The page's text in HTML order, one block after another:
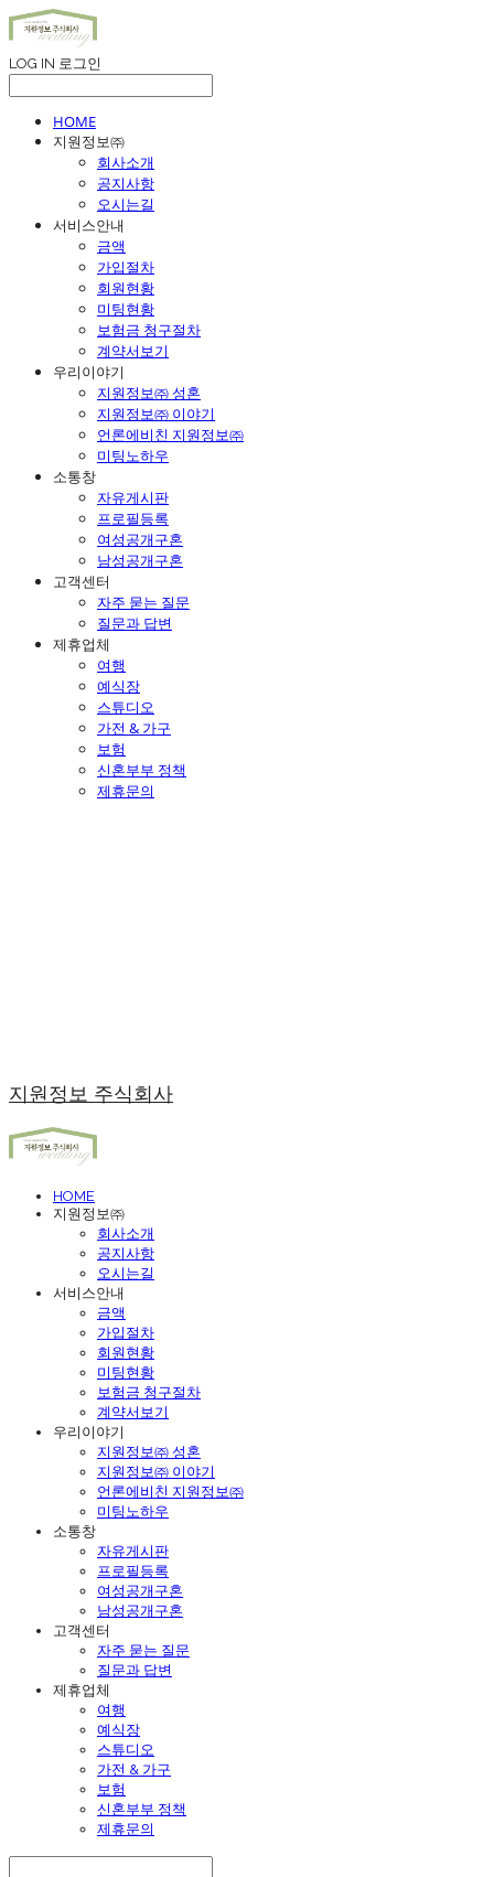
LOG IN 로그인
HOME
지원정보㈜
회사소개
공지사항
오시는길
서비스안내
금액
가입절차
회원현황
미팅현황
보험금 청구절차
계약서보기
우리이야기
지원정보㈜ 성혼
지원정보㈜ 이야기
언론에비친 지원정보㈜
미팅노하우
소통창
자유게시판
프로필등록
여성공개구혼
남성공개구혼
고객센터
자주 묻는 질문
질문과 답변
제휴업체
여행
예식장
스튜디오
가전 & 가구
보험
신혼부부 정책
제휴문의
지원정보 주식회사
HOME
지원정보㈜
회사소개
공지사항
오시는길
서비스안내
금액
가입절차
회원현황
미팅현황
보험금 청구절차
계약서보기
우리이야기
지원정보㈜ 성혼
지원정보㈜ 이야기
언론에비친 지원정보㈜
미팅노하우
소통창
자유게시판
프로필등록
여성공개구혼
남성공개구혼
고객센터
자주 묻는 질문
질문과 답변
제휴업체
여행
예식장
스튜디오
가전 & 가구
보험
신혼부부 정책
제휴문의